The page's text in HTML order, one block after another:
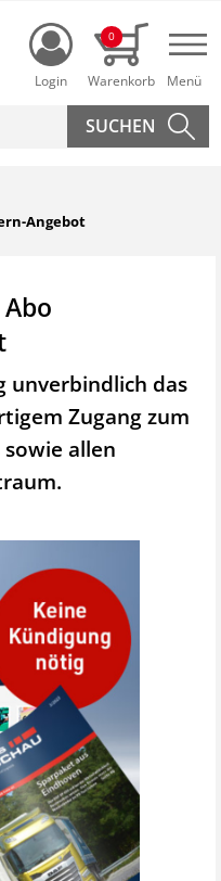
Login
0
Angebot
unverbindlich das
Zugang zum
allen